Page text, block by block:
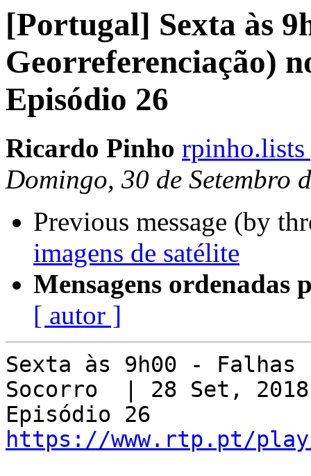
[Portugal] Sexta às
Georreferenciação)
Episódio 26
Ricardo Pinho
Domingo, 30 de Setembro
Previous message (by
imagens de satélite
Mensagens ordenadas
[ autor ]
Sexta às 9h00 - Falhas
Socorro  | 28 Set,
https://www.rtp.pt/